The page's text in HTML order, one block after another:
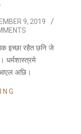
9, 2019
इच्छा रहैत छनि जे
धर्मशास्त्रमे
आएल अछि।